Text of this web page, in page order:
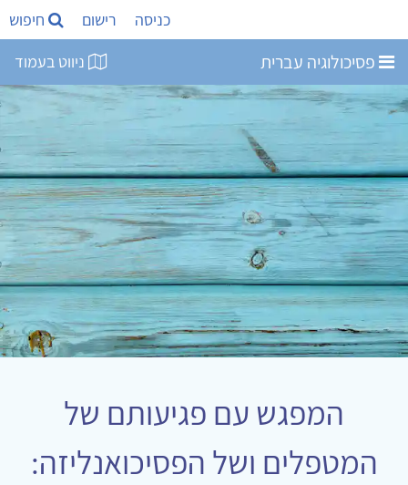
כניסה רישום חיפוש
פסיכולוגיה עברית ניווט בעמוד
המפגש עם פגיעותם של
המטפלים ושל הפסיכואנליזה: